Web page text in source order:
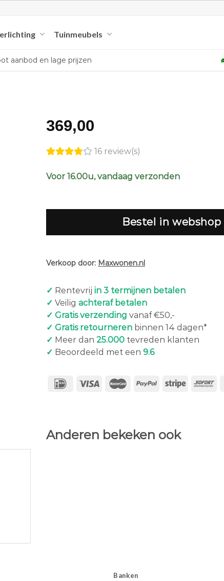
Tuinmeubels
aanbod en lage prijzen
369,00
16 review(s)
Voor 16.00u, vandaag verzonden
Bestel in webshop
Verkoop door: Maxwonen.nl
✓ Rentevrij in 3 termijnen betalen
✓ Veilig achteraf betalen
✓ Gratis verzending vanaf €50,-
✓ Gratis retourneren binnen 14 dagen*
✓ Meer dan 25.000 tevreden klanten
✓ Beoordeeld met een 9.6
Anderen bekeken ook
Banken